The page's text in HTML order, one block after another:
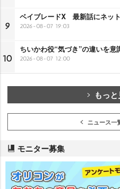
9
ベイブレードX 最新話にネッ
2026-08-07 19:03
10
ちいかわ役“気づき”の違いを意
2026-08-07 12:00
もっ
ニュース一
モニター募集